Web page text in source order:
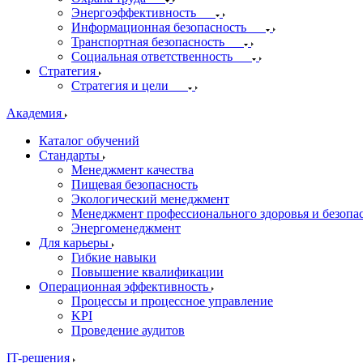
Энергоэффективность
Информационная безопасность
Транспортная безопасность
Социальная ответственность
Стратегия
Стратегия и цели
Академия
Каталог обучений
Стандарты
Менеджмент качества
Пищевая безопасность
Экологический менеджмент
Менеджмент профессионального здоровья и
Энергоменеджмент
Для карьеры
Гибкие навыки
Повышение квалификации
Операционная эффективность
Процессы и процессное управление
KPI
Проведение аудитов
IT-решения